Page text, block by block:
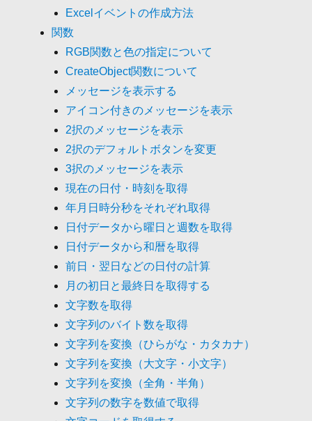
Excelイベントの作成方法
関数
RGB関数と色の指定について
CreateObject関数について
メッセージを表示する
アイコン付きのメッセージを表示
2択のメッセージを表示
2択のデフォルトボタンを変更
3択のメッセージを表示
現在の日付・時刻を取得
年月日時分秒をそれぞれ取得
日付データから曜日と週数を取得
日付データから和暦を取得
前日・翌日などの日付の計算
月の初日と最終日を取得する
文字数を取得
文字列のバイト数を取得
文字列を変換（ひらがな・カタカナ）
文字列を変換（大文字・小文字）
文字列を変換（全角・半角）
文字列の数字を数値で取得